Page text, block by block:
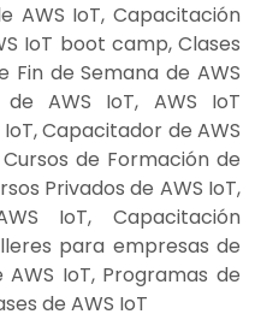
AWS IoT, Capacitación
IoT boot camp, Clases
Fin de Semana de AWS
AWS IoT, AWS IoT
Capacitador de AWS
de Formación de
Privados de AWS IoT,
IoT, Capacitación
para empresas de
IoT, Programas de
de AWS IoT